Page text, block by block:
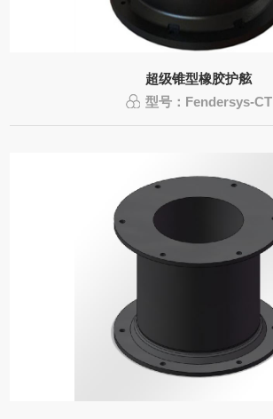
超级锥型橡胶护舷
型号：Fendersys-CT